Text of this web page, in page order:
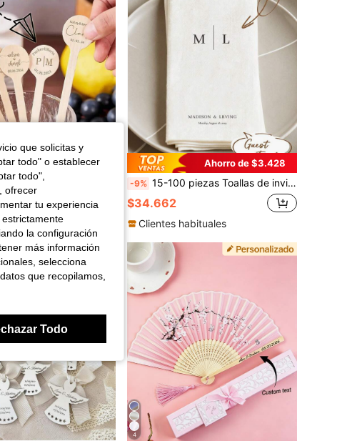
Ahorro de $513
y fecha personalizados, ideal para fiestas festivas, cafeterías y regalos, palitos de madera para uso diario, platos de mesa de boda personalizados, palitos para agitar bebidas de boda
Ahorro de $3.428
-9% 15-100 piezas Toallas de invitados personalizadas, servilletas de fiesta con sensación de lino, impresión clara, decoración de mesa perfecta para boda, aniversario, despedida de soltera, servilletas de compromiso ideales para pareja, amantes y familia, servilletas de boda personalizadas, ideas de regalo
$34.662
Clientes habituales
4
que solicitas y
todo" o establecer
todo",
ofrecer
tu experiencia
la configuración
más información
selecciona
que recopilamos,
Todo